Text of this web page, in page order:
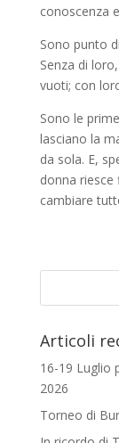
conoscenza
Sono punto
Senza di
vuoti; con
Sono le
lasciano la
da sola. E,
donna
cambiare
Articoli
16-19 Luglio
2026
Torneo di